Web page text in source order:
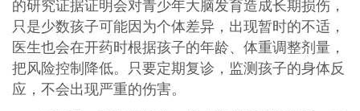
的研究证据证明会对青少年大脑发育造成长期损伤，
只是少数孩子可能因为个体差异，出现暂时的不适，
医生也会在开药时根据孩子的年龄、体重调整剂量，
把风险控制降低。只要定期复诊，监测孩子的身体反
应，不会出现严重的伤害。